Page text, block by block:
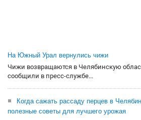
На Южный Урал вернулись чижи
Чижи возвращаются в Челябинскую
сообщили в пресс-службе...
Когда сажать рассаду перцев в
полезные советы для лучшего урожая